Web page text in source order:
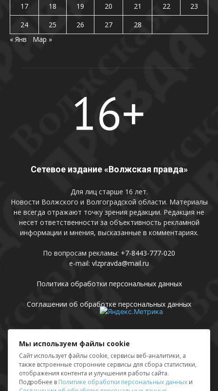
17
18 19 20 21 22
23
24
25 26 27
28
« Янв
Мар »
Сетевое издание «Волжская правда»
Для лиц старше 16 лет.
Новости Волжского и Волгоградской области. Материалы
не всегда отражают точку зрения редакции. Редакция не
несет ответственности за объективность рекламной
информации и мнения, высказанные в комментариях.
По вопросам рекламы: +7-8443-777-020
e-mail: vlzpravda@mail.ru
Политика обработки персональных данных
Соглашении об обработке персональных данных
Присоединяйтесь
Мы используем файлы cookie
Сайт использует файлы cookie, сервисы веб-аналитики, а
также встроенные сторонние сервисы для сбора статистики,
отображения контента и улучшения работы сайта.
Подробнее в Политике обработки персональных данных и